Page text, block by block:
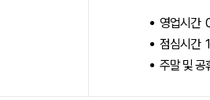
영업시간
점심시간
주말 및 공